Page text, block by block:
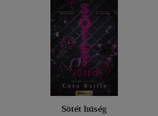
Sötét hűség